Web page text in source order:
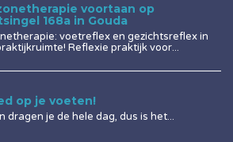
voortaan op
168a in Gouda
voetreflex en gezichtsreflex in
Reflexie praktijk voor...
op je voeten!
dragen je de hele dag, dus is het...